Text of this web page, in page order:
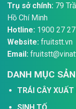
Trụ sở chính: 79
Hồ Chí Minh
Hotline: 1900 27
Website: fruitstt.vn
Email:
DANH MỤC
TRÁI CÂY XUẤT